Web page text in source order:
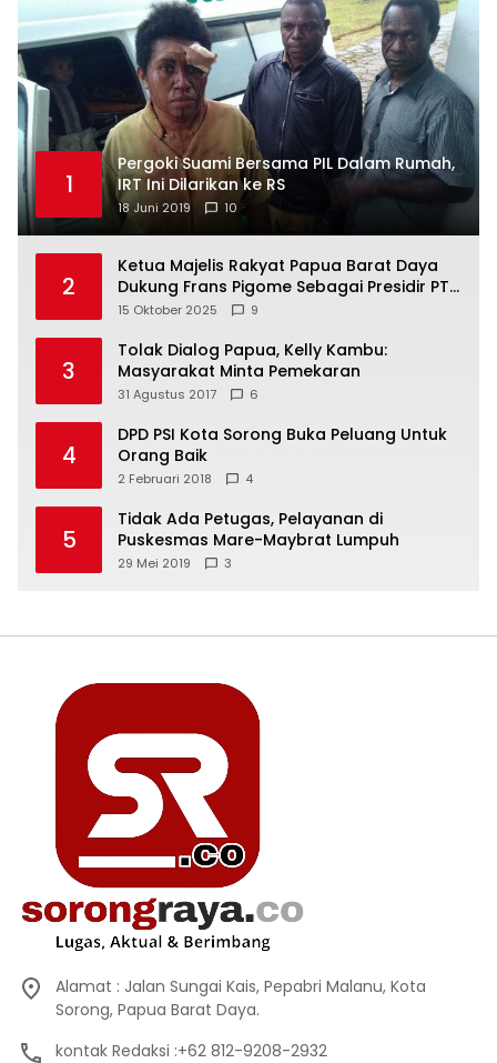
1
Pergoki Suami Bersama PIL Dalam Rumah,
IRT Ini Dilarikan ke RS
18 Juni 2019 10
2
Ketua Majelis Rakyat Papua Barat Daya
Dukung Frans Pigome Sebagai Presidir PT
Freeport Indonesia
15 Oktober 2025 9
3
Tolak Dialog Papua, Kelly Kambu:
Masyarakat Minta Pemekaran
31 Agustus 2017 6
4
DPD PSI Kota Sorong Buka Peluang Untuk
Orang Baik
2 Februari 2018 4
5
Tidak Ada Petugas, Pelayanan di
Puskesmas Mare-Maybrat Lumpuh
29 Mei 2019 3
Alamat : Jalan Sungai Kais, Pepabri Malanu, Kota
Sorong, Papua Barat Daya.
kontak Redaksi :+62 812-9208-2932